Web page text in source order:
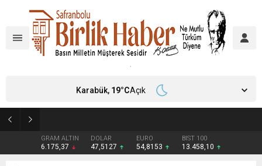
GRAM ALTIN
6.175,37
DOLAR
47,5127
EURO
54,8153
BIST 100
13.458,10
Karabük, 19°CAçık